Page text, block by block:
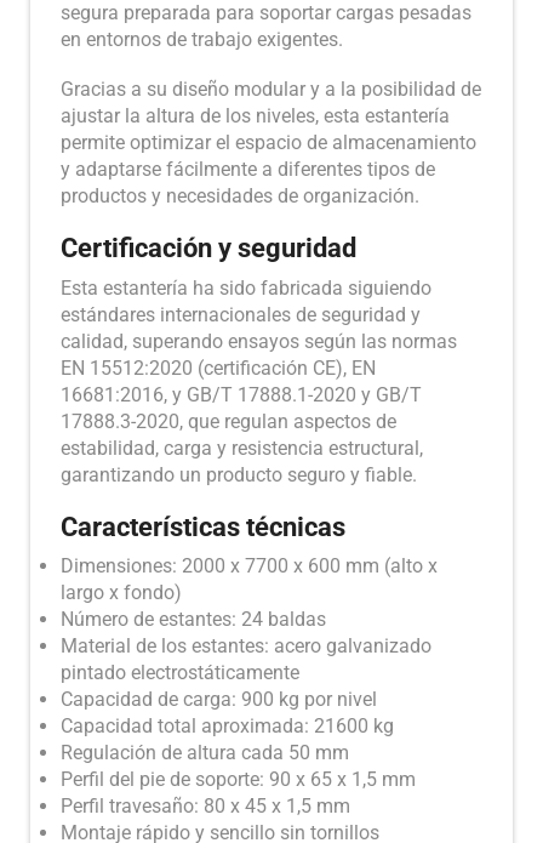
segura preparada para soportar cargas pesadas
en entornos de trabajo exigentes.
Gracias a su diseño modular y a la posibilidad de
ajustar la altura de los niveles, esta estantería
permite optimizar el espacio de almacenamiento
y adaptarse fácilmente a diferentes tipos de
productos y necesidades de organización.
Certificación y seguridad
Esta estantería ha sido fabricada siguiendo
estándares internacionales de seguridad y
calidad, superando ensayos según las normas
EN 15512:2020 (certificación CE), EN
16681:2016, y GB/T 17888.1-2020 y GB/T
17888.3-2020, que regulan aspectos de
estabilidad, carga y resistencia estructural,
garantizando un producto seguro y fiable.
Características técnicas
Dimensiones: 2000 x 7700 x 600 mm (alto x
largo x fondo)
Número de estantes: 24 baldas
Material de los estantes: acero galvanizado
pintado electrostáticamente
Capacidad de carga: 900 kg por nivel
Capacidad total aproximada: 21600 kg
Regulación de altura cada 50 mm
Perfil del pie de soporte: 90 x 65 x 1,5 mm
Perfil travesaño: 80 x 45 x 1,5 mm
Montaje rápido y sencillo sin tornillos